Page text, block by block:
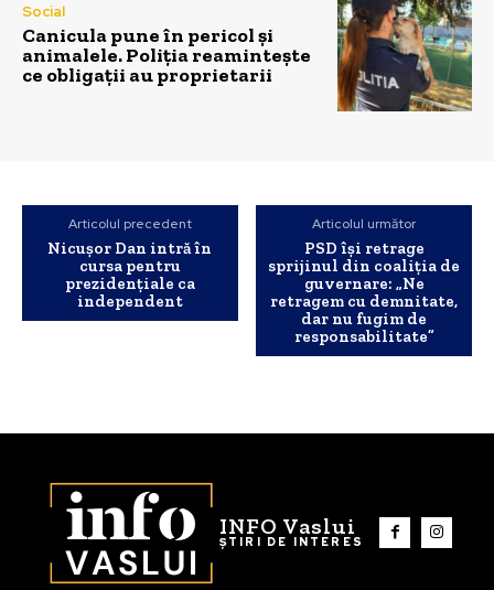
Social
Canicula pune în pericol și
animalele. Poliția reamintește
ce obligații au proprietarii
Articolul precedent
Nicușor Dan intră în
cursa pentru
prezidențiale ca
independent
Articolul următor
PSD își retrage
sprijinul din coaliția de
guvernare: „Ne
retragem cu demnitate,
dar nu fugim de
responsabilitate”
INFO Vaslui
ȘTIRI DE INTERES